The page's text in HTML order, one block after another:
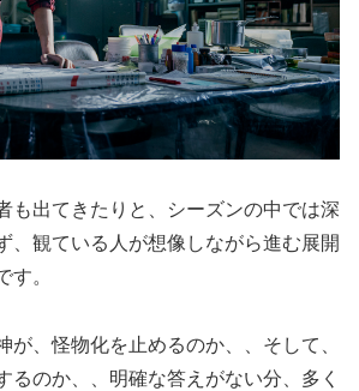
も出てきたりと、シーズンの中では深
、観ている人が想像しながら進む展開
す。
が、怪物化を止めるのか、、そして、
るのか、、明確な答えがない分、多く